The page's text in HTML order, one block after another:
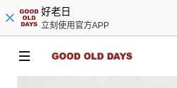
好老日
立刻使用官方APP